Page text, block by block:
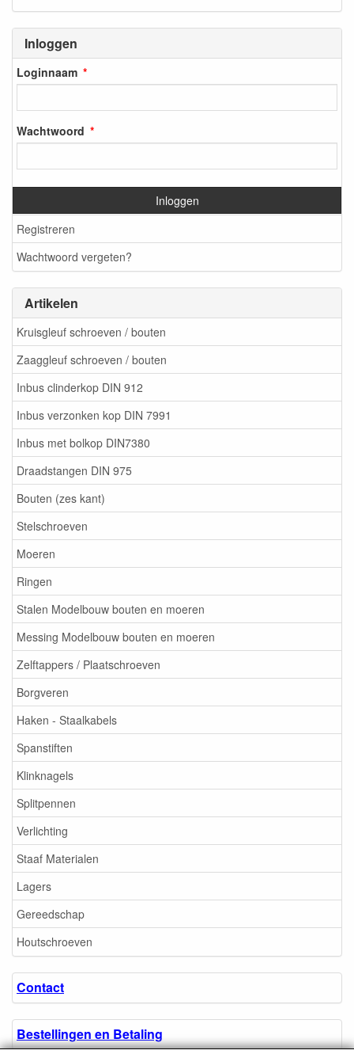
Inloggen
Loginnaam
Wachtwoord
Inloggen
Registreren
Wachtwoord vergeten?
Artikelen
Kruisgleuf schroeven / bouten
Zaaggleuf schroeven / bouten
Inbus clinderkop DIN 912
Inbus verzonken kop DIN 7991
Inbus met bolkop DIN7380
Draadstangen DIN 975
Bouten (zes kant)
Stelschroeven
Moeren
Ringen
Stalen Modelbouw bouten en moeren
Messing Modelbouw bouten en moeren
Zelftappers / Plaatschroeven
Borgveren
Haken - Staalkabels
Spanstiften
Klinknagels
Splitpennen
Verlichting
Staaf Materialen
Lagers
Gereedschap
Houtschroeven
Contact
Bestellingen en Betaling